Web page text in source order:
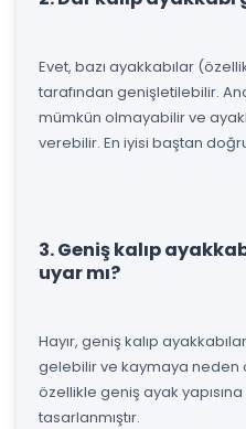
Evet, bazı ayakkabılar
tarafından genişletilebilir.
mümkün olmayabilir ve
verebilir. En iyisi baştan
3. Geniş kalıp
uyar mı?
Hayır, geniş kalıp
gelebilir ve kaymaya neden
özellikle geniş ayak
tasarlanmıştır.